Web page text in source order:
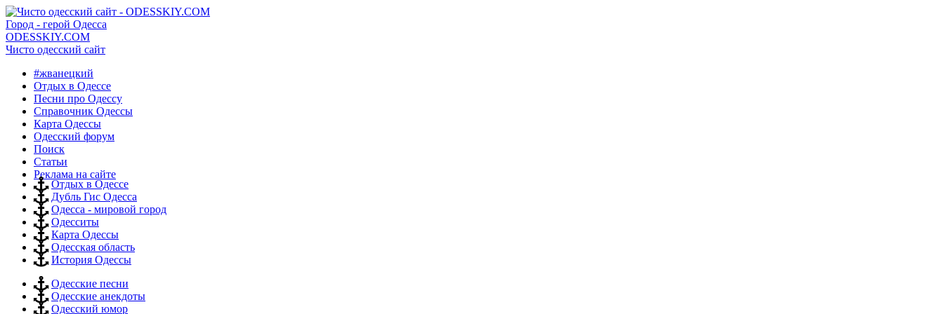
Город - герой Одесса
ODESSKIY.COM
Чисто одесский сайт
#жванецкий
Отдых в Одессе
Песни про Одессу
Справочник Одессы
Карта Одессы
Одесский форум
Поиск
Статьи
Реклама на сайте
Отдых в Одессе
Дубль Гис Одесса
Одесса - мировой город
Одесситы
Карта Одессы
Одесская область
История Одессы
Одесские песни
Одесские анекдоты
Одесский юмор